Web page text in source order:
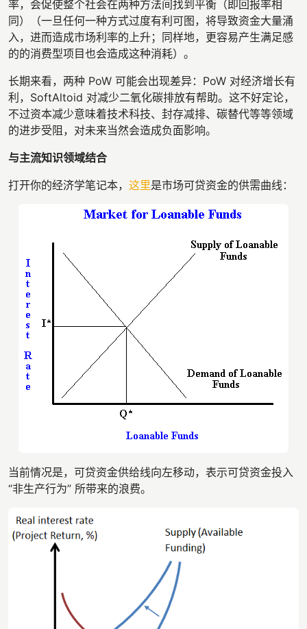
率，会促使整个社会在两种方法间找到平衡（即回报率相
同）（一旦任何一种方式过度有利可图，将导致资金大量涌
入，进而造成市场利率的上升；同样地，更容易产生满足感
的的消费型项目也会造成这种消耗）。
长期来看，两种 PoW 可能会出现差异：PoW 对经济增长有
利，SoftAltoid 对减少二氧化碳排放有帮助。这不好定论，
不过资本减少意味着技术科技、封存减排、碳替代等等领域
的进步受阻，对未来当然会造成负面影响。
与主流知识领域结合
打开你的经济学笔记本， 这里是市场可贷资金的供需曲线：
当前情况是，可贷资金供给线向左移动，表示可贷资金投入
“非生产行为” 所带来的浪费。